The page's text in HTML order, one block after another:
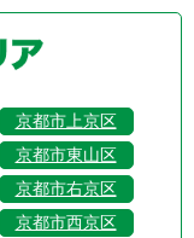
京都市上京区
京都市東山区
京都市右京区
京都市西京区